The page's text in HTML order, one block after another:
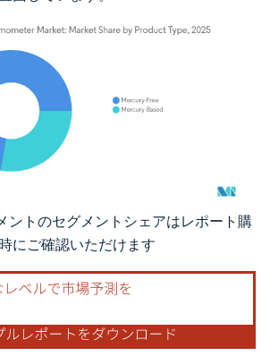
。再利用にはCC BY 4.0の表示が必要です。
ントのセグメントシェアはレポート購
にご確認いただけます